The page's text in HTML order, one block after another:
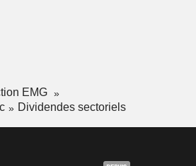
EMG
Dividendes sectoriels